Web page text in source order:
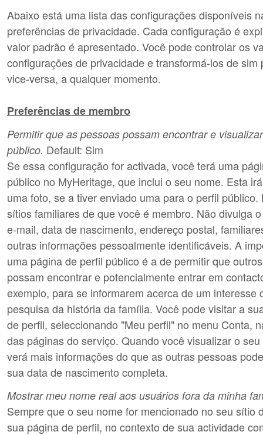
Abaixo está uma lista das configurações disponíveis
preferências de privacidade. Cada configuração é
valor padrão é apresentado. Você pode controlar os
configurações de privacidade e transformá-los de sim
vice-versa, a qualquer momento.
Preferências de membro
Permitir que as pessoas possam encontrar e
público. Default: Sim
Se essa configuração for activada, você terá uma
público no MyHeritage, que inclui o seu nome. Esta
uma foto, se a tiver enviado uma para o perfil público.
sítios familiares de que você é membro. Não divulga
e-mail, data de nascimento, endereço postal,
outras informações pessoalmente identificáveis. A
uma página de perfil público é a de permitir que
possam encontrar e potencialmente entrar em
exemplo, para se informarem acerca de um interesse
pesquisa da história da família. Você pode visitar a
de perfil, seleccionando "Meu perfil" no menu Conta,
das páginas do serviço. Quando você visualizar o
verá mais informações do que as outras pessoas
sua data de nascimento completa.
Mostrar meu nome real aos usuários fora da minha
Sempre que o seu nome for mencionado no seu sítio
sua página de perfil, no contexto de sua actividade